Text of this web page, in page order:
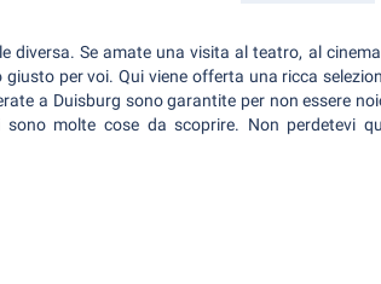
diversa. Se amate una visita al teatro, al
per voi. Qui viene offerta una ricca
a Duisburg sono garantite per non essere
molte cose da scoprire. Non perdetevi